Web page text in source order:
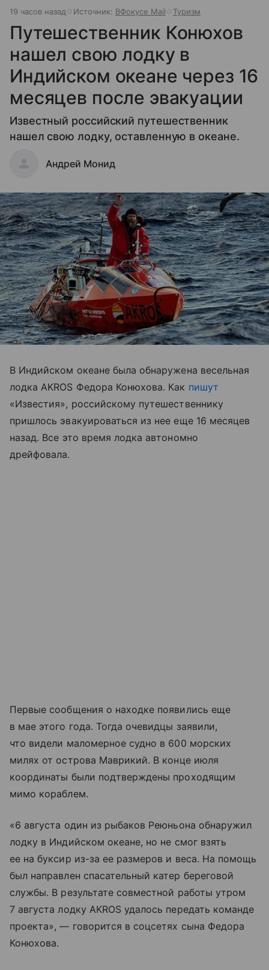
19 часов назад Источник: ВФокусе Mail Туризм
Путешественник Конюхов
нашел свою лодку в
Индийском океане через 16
месяцев после эвакуации
Известный российский путешественник
нашел свою лодку, оставленную в океане.
Андрей Монид
В Индийском океане была обнаружена весельная
лодка AKROS Федора Конюхова. Как пишут
«Известия», российскому путешественнику
пришлось эвакуироваться из нее еще 16 месяцев
назад. Все это время лодка автономно
дрейфовала.
Первые сообщения о находке появились еще
в мае этого года. Тогда очевидцы заявили,
что видели маломерное судно в 600 морских
милях от острова Маврикий. В конце июля
координаты были подтверждены проходящим
мимо кораблем.
«6 августа один из рыбаков Реюньона обнаружил
лодку в Индийском океане, но не смог взять
ее на буксир из-за ее размеров и веса. На помощь
был направлен спасательный катер береговой
службы. В результате совместной работы утром
7 августа лодку AKROS удалось передать команде
проекта», — говорится в соцсетях сына Федора
Конюхова.